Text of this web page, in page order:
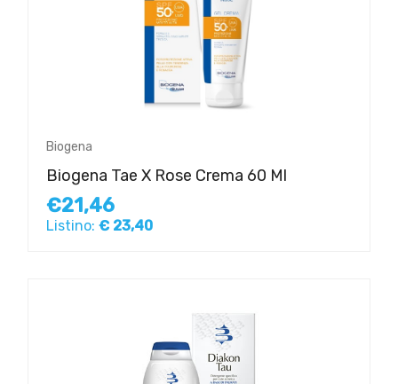
Biogena
Biogena Tae X Rose Crema 60 Ml
€21,46
Listino: € 23,40